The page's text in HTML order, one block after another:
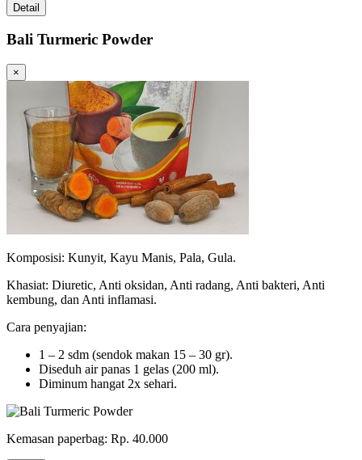
Detail
Bali Turmeric Powder
×
Komposisi: Kunyit, Kayu Manis, Pala, Gula.
Khasiat: Diuretic, Anti oksidan, Anti radang, Anti bakteri, Anti
kembung, dan Anti inflamasi.
Cara penyajian:
1 – 2 sdm (sendok makan 15 – 30 gr).
Diseduh air panas 1 gelas (200 ml).
Diminum hangat 2x sehari.
Kemasan paperbag: Rp. 40.000